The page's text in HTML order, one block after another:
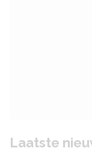
Laatste